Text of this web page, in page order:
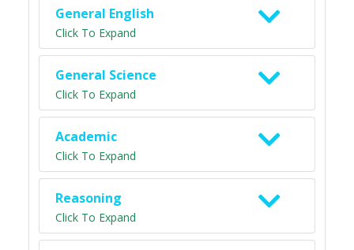
General English
Click To Expand
General Science
Click To Expand
Academic
Click To Expand
Reasoning
Click To Expand